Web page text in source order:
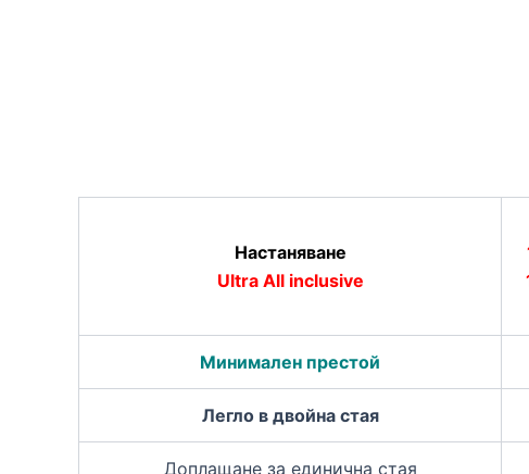
Настаняване
Ultra All inclusive
Минимален престой
Легло в двойна стая
Доплащане за единична стая